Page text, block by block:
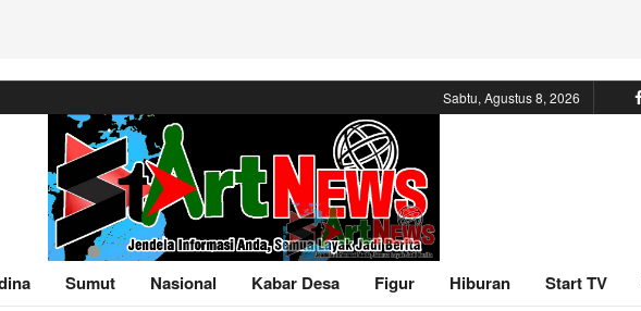
Sabtu, Agustus 8, 2026
Sumut Nasional Kabar Desa Figur Hiburan Start TV